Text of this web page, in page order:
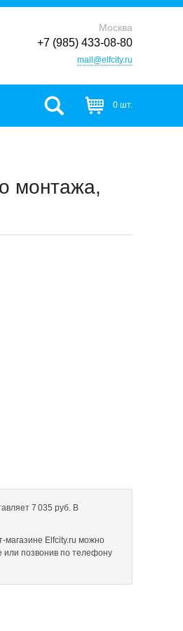
Москва
+7 (985) 433-08-80
mail@elfcity.ru
0 шт.
монтажа,
7 035 руб. В
магазине Elfcity.ru можно
или позвонив по телефону